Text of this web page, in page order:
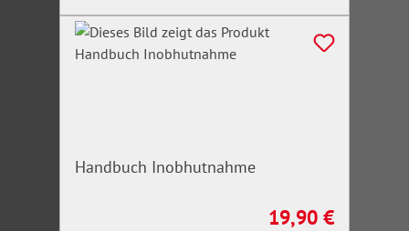
Handbuch Inobhutnahme
Regulärer Preis:
19,90 €